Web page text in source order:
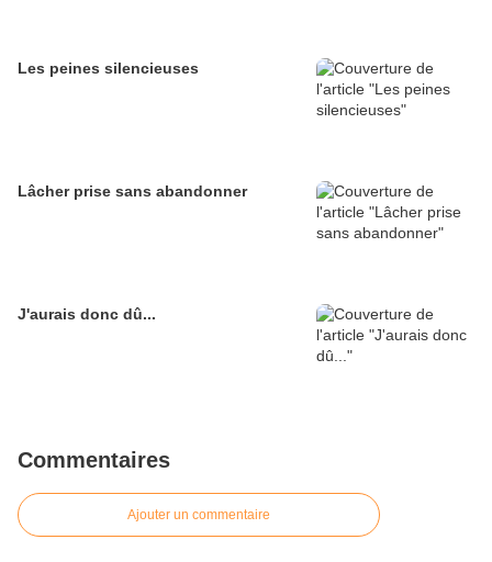
Les peines silencieuses
Lâcher prise sans abandonner
J'aurais donc dû...
Commentaires
Ajouter un commentaire